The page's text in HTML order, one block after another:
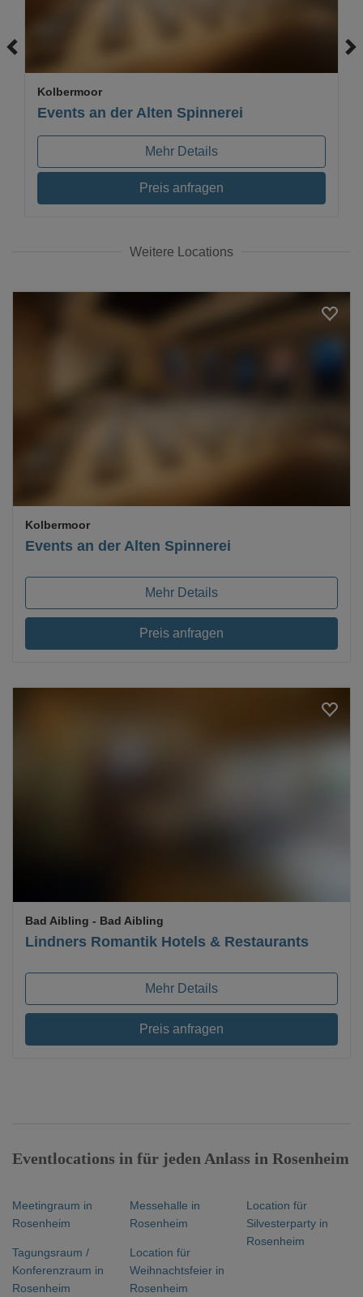
Events an der Alten Spinnerei
Kolbermoor
Mehr Details
Preis anfragen
Weitere Locations
Events an der Alten Spinnerei
Kolbermoor
Mehr Details
Preis anfragen
Lindners Romantik Hotels & Restaurants
Bad Aibling - Bad Aibling
Mehr Details
Preis anfragen
Eventlocations in für jeden Anlass in Rosenheim
Meetingraum in
Rosenheim
Tagungsraum /
Konferenzraum in
Rosenheim
Messehalle in
Rosenheim
Location für
Weihnachtsfeier in
Rosenheim
Location für
Silvesterparty in
Rosenheim